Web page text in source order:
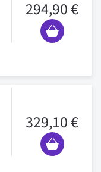
294,90 €
329,10 €